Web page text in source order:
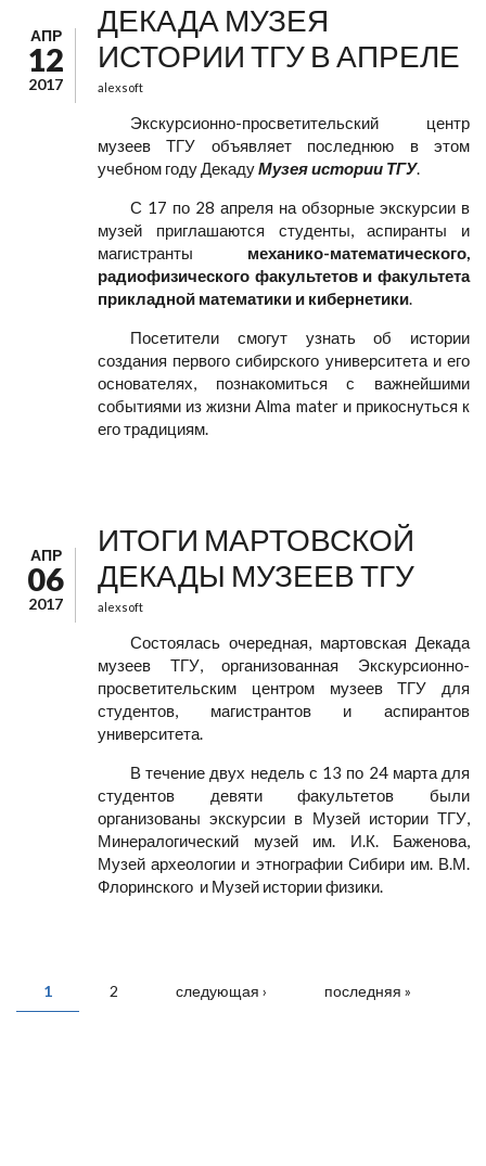
АПР
12
2017
ДЕКАДА МУЗЕЯ
ИСТОРИИ ТГУ В АПРЕЛЕ
alexsoft
Экскурсионно-просветительский центр
музеев ТГУ объявляет последнюю в этом
учебном году ДекадуМузея истории ТГУ.
С 17 по 28 апреля на обзорные экскурсии в
музей приглашаются студенты, аспиранты и
магистранты механико-математического,
радиофизического факультетов и факультета
прикладной математики и кибернетики.
Посетители смогут узнать об истории
создания первого сибирского университета и его
основателях, познакомиться с важнейшими
событиями из жизни Alma mater и прикоснуться к
его традициям.
АПР
06
2017
ИТОГИ МАРТОВСКОЙ
ДЕКАДЫ МУЗЕЕВ ТГУ
alexsoft
Состоялась очередная, мартовская Декада
музеев ТГУ, организованная Экскурсионно-
просветительским центром музеев ТГУ для
студентов, магистрантов и аспирантов
университета.
В течение двух недель с 13 по 24 марта для
студентов девяти факультетов были
организованы экскурсии в Музей истории ТГУ,
Минералогический музей им. И.К. Баженова,
Музей археологии и этнографии Сибири им. В.М.
Флоринского и Музей истории физики.
СТРАНИЦЫ
1 2 следующая › последняя »